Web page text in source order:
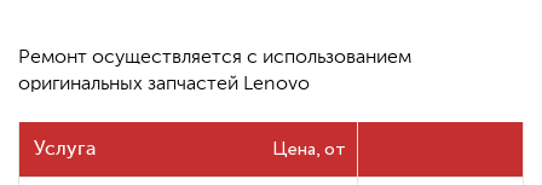
Ремонт осуществляется с использованием
оригинальных запчастей Lenovo
Услуга Цена